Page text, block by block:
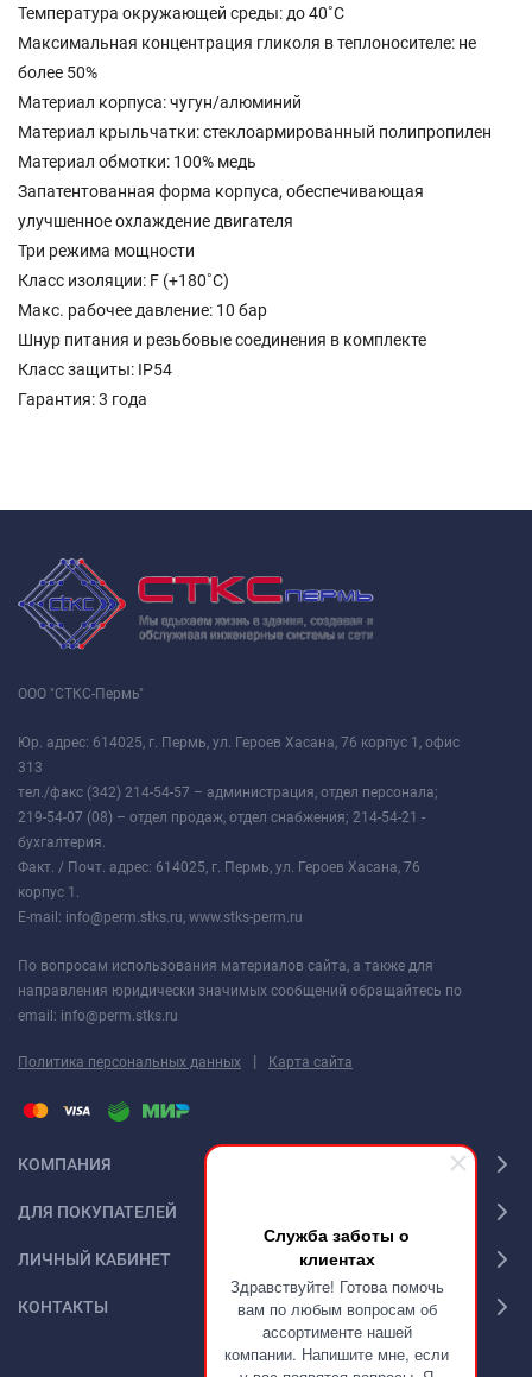
Служба заботы о
клиентах
Здравствуйте! Готова помочь
вам по любым вопросам об
ассортименте нашей
компании. Напишите мне, если
Температура окружающей среды: до 40˚С
Максимальная концентрация гликоля в теплоносителе: не
более 50%
Материал корпуса: чугун/алюминий
Материал крыльчатки: стеклоармированный полипропилен
Материал обмотки: 100% медь
Запатентованная форма корпуса, обеспечивающая
улучшенное охлаждение двигателя
Три режима мощности
Класс изоляции: F (+180˚С)
Макс. рабочее давление: 10 бар
Шнур питания и резьбовые соединения в комплекте
Класс защиты: IP54
Гарантия: 3 года
ООО "СТКС-Пермь"
Юр. адрес: 614025, г. Пермь, ул. Героев Хасана, 76 корпус 1, офис
313
тел./факс (342) 214-54-57 – администрация, отдел персонала;
219-54-07 (08) – отдел продаж, отдел снабжения; 214-54-21 -
бухгалтерия.
Факт. / Почт. адрес: 614025, г. Пермь, ул. Героев Хасана, 76
корпус 1.
E-mail: info@perm.stks.ru, www.stks-perm.ru
По вопросам использования материалов сайта, а также для
направления юридически значимых сообщений обращайтесь по
email: info@perm.stks.ru
Политика персональных данных | Карта сайта
КОМПАНИЯ
ДЛЯ ПОКУПАТЕЛЕЙ
ЛИЧНЫЙ КАБИНЕТ
КОНТАКТЫ